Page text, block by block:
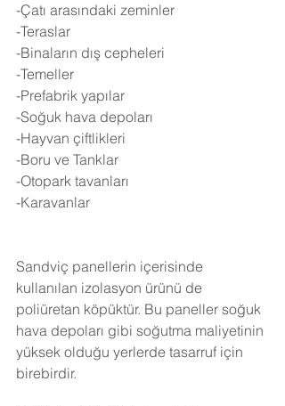
-Çatı arasındaki zeminler
-Teraslar
-Binaların dış cepheleri
-Temeller
-Prefabrik yapılar
-Soğuk hava depoları
-Hayvan çiftlikleri
-Boru ve Tanklar
-Otopark tavanları
-Karavanlar
Sandviç panellerin içerisinde
kullanılan izolasyon ürünü de
poliüretan köpüktür. Bu paneller soğuk
hava depoları gibi soğutma maliyetinin
yüksek olduğu yerlerde tasarruf için
birebirdir.